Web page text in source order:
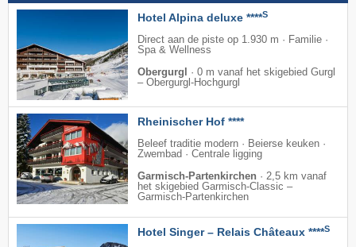
Hotel Alpina deluxe ****S
Direct aan de piste op 1.930 m · Familie ·
Spa & Wellness
Obergurgl
· 0 m vanaf het skigebied Gurgl
– Obergurgl-Hochgurgl
Rheinischer Hof ****
Beleef traditie modern · Beierse keuken ·
Zwembad · Centrale ligging
Garmisch-Partenkirchen · 2,5 km vanaf
het skigebied Garmisch-Classic –
Garmisch-Partenkirchen
Hotel Singer – Relais Châteaux ****S